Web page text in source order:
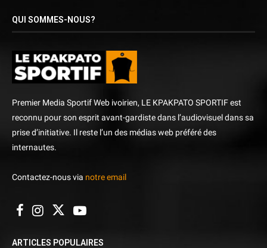
QUI SOMMES-NOUS?
Premier Media Sportif Web ivoirien, LE KPAKPATO SPORTIF est
reconnu pour son esprit avant-gardiste dans l’audiovisuel dans sa
prise d’initiative. Il reste l’un des médias web préféré des
internautes.
Contactez-nous via notre email
ARTICLES POPULAIRES